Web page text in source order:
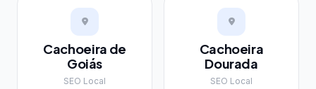
Cachoeira de
Goiás
SEO Local
Cachoeira
Dourada
SEO Local